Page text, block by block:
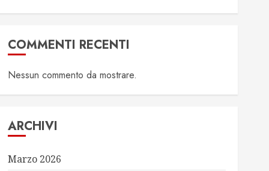
COMMENTI RECENTI
Nessun commento da mostrare.
ARCHIVI
Marzo 2026